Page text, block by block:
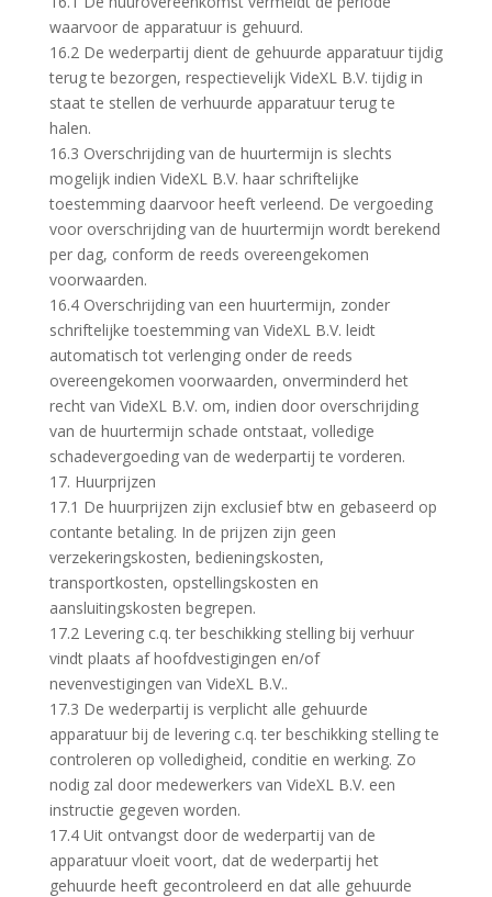
waarvoor de apparatuur is gehuurd.
16.2 De wederpartij dient de gehuurde apparatuur tijdig
terug te bezorgen, respectievelijk VideXL B.V. tijdig in
staat te stellen de verhuurde apparatuur terug te
halen.
16.3 Overschrijding van de huurtermijn is slechts
mogelijk indien VideXL B.V. haar schriftelijke
toestemming daarvoor heeft verleend. De vergoeding
voor overschrijding van de huurtermijn wordt berekend
per dag, conform de reeds overeengekomen
voorwaarden.
16.4 Overschrijding van een huurtermijn, zonder
schriftelijke toestemming van VideXL B.V. leidt
automatisch tot verlenging onder de reeds
overeengekomen voorwaarden, onverminderd het
recht van VideXL B.V. om, indien door overschrijding
van de huurtermijn schade ontstaat, volledige
schadevergoeding van de wederpartij te vorderen.
17. Huurprijzen
17.1 De huurprijzen zijn exclusief btw en gebaseerd op
contante betaling. In de prijzen zijn geen
verzekeringskosten, bedieningskosten,
transportkosten, opstellingskosten en
aansluitingskosten begrepen.
17.2 Levering c.q. ter beschikking stelling bij verhuur
vindt plaats af hoofdvestigingen en/of
nevenvestigingen van VideXL B.V..
17.3 De wederpartij is verplicht alle gehuurde
apparatuur bij de levering c.q. ter beschikking stelling te
controleren op volledigheid, conditie en werking. Zo
nodig zal door medewerkers van VideXL B.V. een
instructie gegeven worden.
17.4 Uit ontvangst door de wederpartij van de
apparatuur vloeit voort, dat de wederpartij het
gehuurde heeft gecontroleerd en dat alle gehuurde